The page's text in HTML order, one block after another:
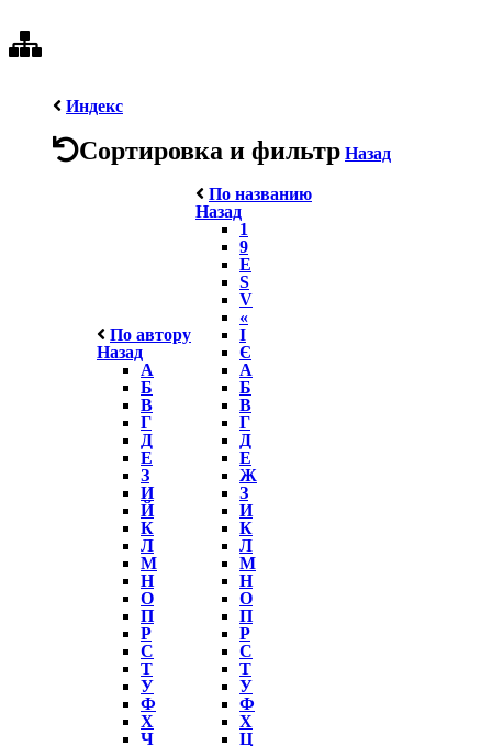
Индекс
Сортировка и фильтр Назад
По автору
Назад
А
Б
В
Г
Д
Е
З
И
Й
К
Л
М
Н
О
П
Р
С
Т
У
Ф
Х
Ч
По названию
Назад
1
9
E
S
V
«
І
Є
А
Б
В
Г
Д
Е
Ж
З
И
К
Л
М
Н
О
П
Р
С
Т
У
Ф
Х
Ц